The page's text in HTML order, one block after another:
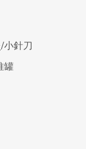
小針刀
罐